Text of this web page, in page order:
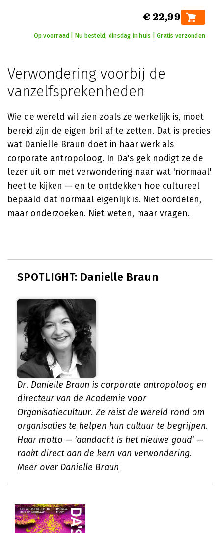
€ 22,99
Op voorraad | Nu besteld, dinsdag in huis | Gratis verzonden
Verwondering voorbij de
vanzelfsprekenheden
Wie de wereld wil zien zoals ze werkelijk is, moet
bereid zijn de eigen bril af te zetten. Dat is precies
wat Danielle Braun doet in haar werk als
corporate antropoloog. In Da's geknodigt ze de
lezer uit om met verwondering naar wat 'normaal'
heet te kijken — en te ontdekken hoe cultureel
bepaald dat normaal eigenlijk is. Niet oordelen,
maar onderzoeken. Niet weten, maar vragen.
SPOTLIGHT: Danielle Braun
Dr. Danielle Braun is corporate antropoloog en
directeur van de Academie voor
Organisatiecultuur. Ze reist de wereld rond om
organisaties te helpen hun cultuur te begrijpen.
Haar motto — 'aandacht is het nieuwe goud' —
raakt direct aan de kern van verwondering.
Meer over Danielle Braun